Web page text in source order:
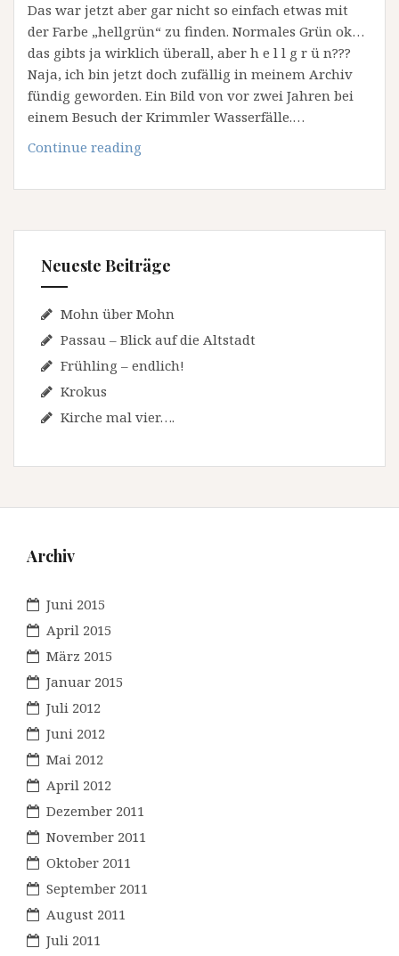
Das war jetzt aber gar nicht so einfach etwas mit
der Farbe „hellgrün“ zu finden. Normales Grün ok…
das gibts ja wirklich überall, aber h e l l g r ü n???
Naja, ich bin jetzt doch zufällig in meinem Archiv
fündig geworden. Ein Bild von vor zwei Jahren bei
einem Besuch der Krimmler Wasserfälle.…
Continue reading
bekennen
HELLGRUEN
Neueste Beiträge
Mohn über Mohn
Passau – Blick auf die Altstadt
Frühling – endlich!
Krokus
Kirche mal vier….
Archiv
Juni 2015
April 2015
März 2015
Januar 2015
Juli 2012
Juni 2012
Mai 2012
April 2012
Dezember 2011
November 2011
Oktober 2011
September 2011
August 2011
Juli 2011